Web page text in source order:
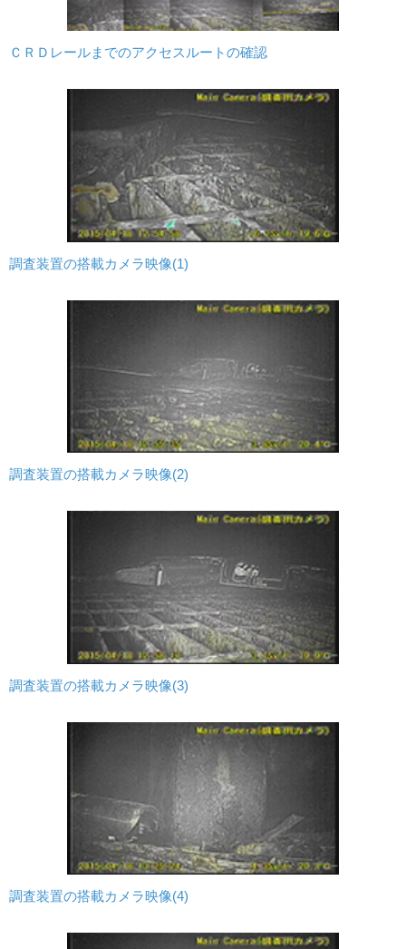
ＣＲＤレールまでのアクセスルートの確認
調査装置の搭載カメラ映像(1)
調査装置の搭載カメラ映像(2)
調査装置の搭載カメラ映像(3)
調査装置の搭載カメラ映像(4)